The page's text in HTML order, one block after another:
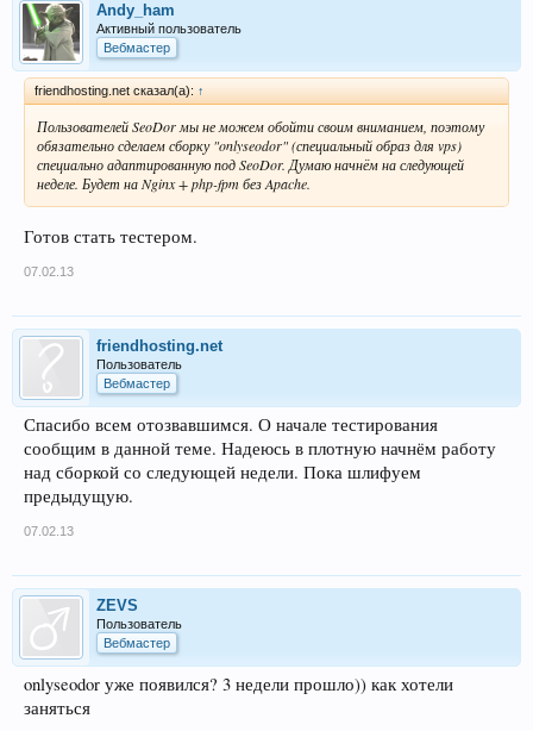
Andy_ham
Активный пользователь
Вебмастер
friendhosting.net сказал(а): ↑
Пользователей SeoDor мы не можем обойти своим вниманием, поэтому
обязательно сделаем сборку "onlyseodor" (специальный образ для vps)
специально адаптированную под SeoDor. Думаю начнём на следующей
неделе. Будет на Nginx + php-fpm без Apache.
Готов стать тестером.
07.02.13
friendhosting.net
Пользователь
Вебмастер
Спасибо всем отозвавшимся. О начале тестирования
сообщим в данной теме. Надеюсь в плотную начнём работу
над сборкой со следующей недели. Пока шлифуем
предыдущую.
07.02.13
ZEVS
Пользователь
Вебмастер
onlyseodor уже появился? 3 недели прошло)) как хотели
заняться